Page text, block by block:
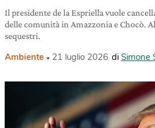
Il presidente de la Espriella vuole
delle comunità in Amazzonia e Chocò.
sequestri.
Ambiente 21 luglio 2026 di Simone